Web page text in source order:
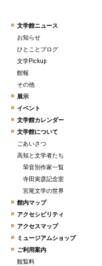
文学館ニュース
お知らせ
ひとことブログ
文学Pickup
館報
その他
展示
イベント
文学館カレンダー
文学館について
ごあいさつ
高知と文学者たち
50音別作家一覧
寺田寅彦記念室
宮尾文学の世界
館内マップ
アクセシビリティ
アクセスマップ
ミュージアムショップ
ご利用案内
観覧料